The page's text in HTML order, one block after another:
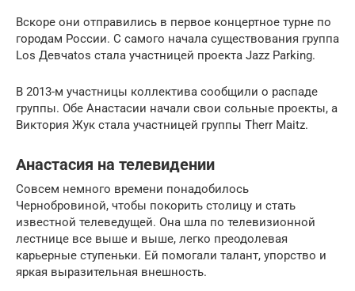
Вскоре они отправились в первое концертное турне по
городам России. С самого начала существования группа
Los Девчаtos стала участницей проекта Jazz Parking.
В 2013-м участницы коллектива сообщили о распаде
группы. Обе Анастасии начали свои сольные проекты, а
Виктория Жук стала участницей группы Therr Maitz.
Анастасия на телевидении
Совсем немного времени понадобилось
Чернобровиной, чтобы покорить столицу и стать
известной телеведущей. Она шла по телевизионной
лестнице все выше и выше, легко преодолевая
карьерные ступеньки. Ей помогали талант, упорство и
яркая выразительная внешность.